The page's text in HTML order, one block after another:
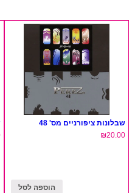
שבלונות ציפורניים מס' 48
₪20.00
הוספה לסל